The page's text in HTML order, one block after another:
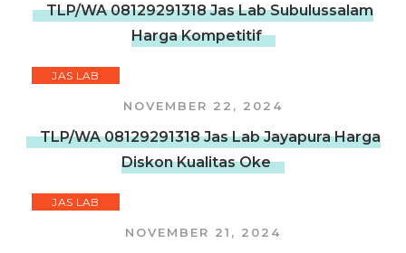
TLP/WA 08129291318 Jas Lab Subulussalam
Harga Kompetitif
JAS LAB
NOVEMBER 22, 2024
TLP/WA 08129291318 Jas Lab Jayapura Harga
Diskon Kualitas Oke
JAS LAB
NOVEMBER 21, 2024